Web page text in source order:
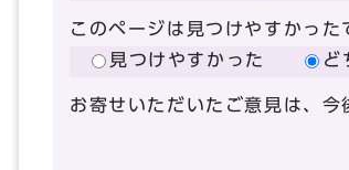
このページは見つけやすかった
見つけやすかった
ど
お寄せいただいたご意見は、今